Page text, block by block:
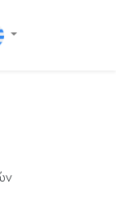
Ελληνικά